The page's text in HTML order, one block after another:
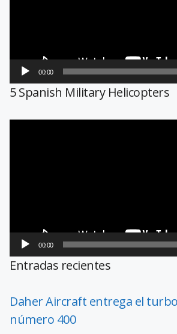
00:00
5 Spanish Military Helicopters
00:00
Entradas recientes
Daher Aircraft entrega el
número 400